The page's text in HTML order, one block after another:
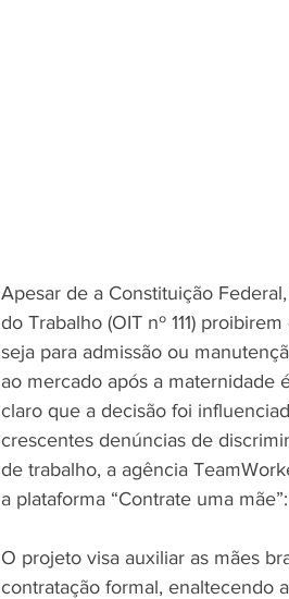
Apesar de a Constituição
do Trabalho (OIT nº 111)
seja para admissão ou
ao mercado após a maternidade
claro que a decisão foi
crescentes denúncias de
de trabalho, a agência
a plataforma “Contrate uma
O projeto visa auxiliar as mães
contratação formal, enaltecendo